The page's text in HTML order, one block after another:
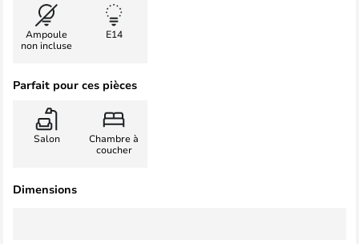
Ampoule
non incluse
E14
Parfait pour ces pièces
Salon
Chambre à
coucher
Dimensions